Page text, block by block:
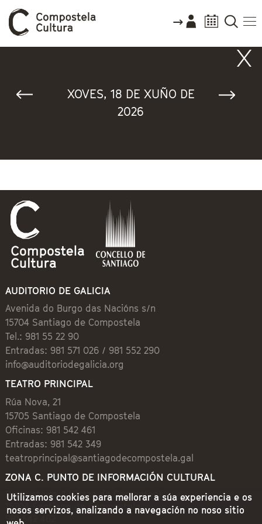
XOVES, 18 DE XUÑO DE
2026
AUDITORIO DE GALICIA
Avenida do Burgo das Nacións s/n
15704 Santiago de Compostela
Tel.: 981 55 22 90
Entradas: 981 571 026 / 981 552 290
info@auditoriodegalicia.org
TEATRO PRINCIPAL
Rúa Nova, 21
15705 Santiago de Compostela
Oficinas: 981 542 461
Entradas: 981 542 349
teatroprincipal@santiagodecompostela.gal
ZONA C. PUNTO DE INFORMACIÓN CULTURAL
Preguntoiro, 1 (Praza de Cervantes)
15704 Santiago de Compostela
981 542 462
Utilizamos cookies para mellorar a súa experiencia e os
nosos servizos, analizando a navegación no noso sitio